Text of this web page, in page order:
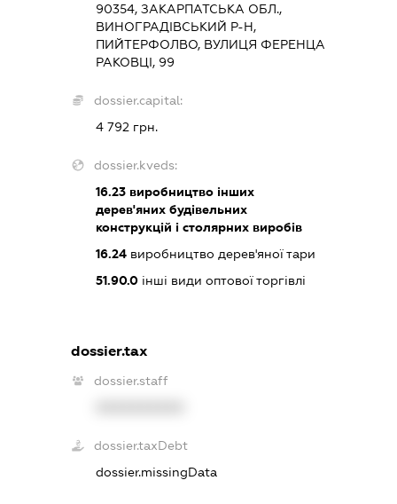
90354, ЗАКАРПАТСЬКА ОБЛ.,
ВИНОГРАДІВСЬКИЙ Р-Н,
ПИЙТЕРФОЛВО, ВУЛИЦЯ ФЕРЕНЦА
РАКОВЦІ, 99
dossier.capital:
4 792 грн.
dossier.kveds:
16.23виробництво інших
дерев'яних будівельних
конструкцій і столярних виробів
16.24виробництво дерев'яної тари
51.90.0інші види оптової торгівлі
dossier.tax
dossier.staff
dossier.taxDebt
dossier.missingData